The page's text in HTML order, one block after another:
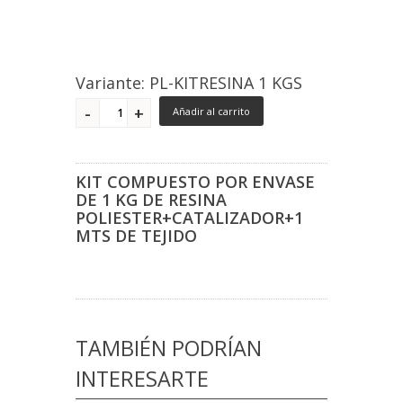
Variante: PL-KITRESINA 1 KGS
Añadir al carrito
KIT COMPUESTO POR ENVASE
DE 1 KG DE RESINA
POLIESTER+CATALIZADOR+1
MTS DE TEJIDO
TAMBIÉN PODRÍAN
INTERESARTE